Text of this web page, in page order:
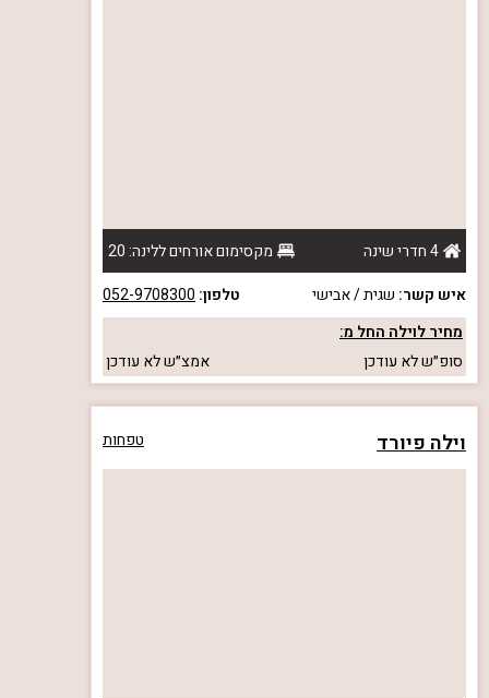
4 חדרי שינה
מקסימום אורחים ללינה: 20
איש קשר: שגית / אבישי טלפון: 052-9708300
מחיר לוילה החל מ:
סופ״שלא עודכן אמצ״שלא עודכן
וילה פיורד טפחות